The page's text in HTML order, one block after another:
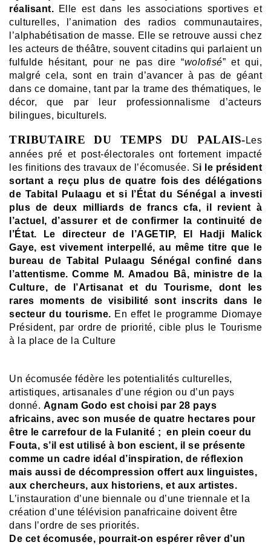
réalisant. Elle est dans les associations sportives et
culturelles, l’animation des radios communautaires,
l’alphabétisation de masse. Elle se retrouve aussi chez
les acteurs de théâtre, souvent citadins qui parlaient un
fulfulde hésitant, pour ne pas dire “wolofisé” et qui,
malgré cela, sont en train d’avancer à pas de géant
dans ce domaine, tant par la trame des thématiques, le
décor, que par leur professionnalisme d’acteurs
bilingues, biculturels.
TRIBUTAIRE DU TEMPS DU PALAIS- Les
années pré et post-électorales ont fortement impacté
les finitions des travaux de l’écomusée. Si le président
sortant a reçu plus de quatre fois des délégations
de Tabital Pulaagu et si l’État du Sénégal a investi
plus de deux milliards de francs cfa, il revient à
l’actuel, d’assurer et de confirmer la continuité de
l’État.
Le directeur de l’AGETIP, El Hadji Malick
Gaye, est vivement interpellé, au même titre que le
bureau de Tabital Pulaagu Sénégal confiné dans
l’attentisme. Comme M. Amadou Bâ, ministre de la
Culture, de l’Artisanat et du Tourisme, dont les
rares moments de visibilité sont inscrits dans le
secteur du tourisme. En effet le programme Diomaye
Président, par ordre de priorité, cible plus le Tourisme
à la place de la Culture
Un écomusée fédère les potentialités culturelles,
artistiques, artisanales d’une région ou d’un pays
donné. Agnam Godo est choisi par 28 pays
africains, avec son musée de quatre hectares pour
être le carrefour de la Fulanité ; en plein coeur du
Fouta, s’il est utilisé à bon escient, il se présente
comme un cadre idéal d’inspiration, de réflexion
mais aussi de décompression offert aux linguistes,
aux chercheurs, aux historiens, et aux artistes.
L’instauration d’une biennale ou d’une triennale et la
création d’une télévision panafricaine doivent être
dans l’ordre de ses priorités.
De cet écomusée, pourrait-on espérer rêver d’un